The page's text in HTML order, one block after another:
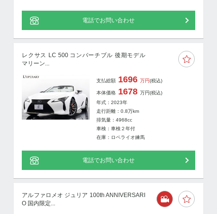
電話でお問い合わせ
レクサス LC 500 コンバーチブル 後期モデル
マリーン...
支払総額 1696 万円(税込)
本体価格 1678 万円(税込)
年式：2023年
走行距離：0.8万km
排気量：4968cc
車検：車検２年付
在庫：ロペライオ練馬
電話でお問い合わせ
アルファロメオ ジュリア 100th ANNIVERSARI
O 国内限定...